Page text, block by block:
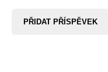
PŘIDAT PŘÍSPĚVEK